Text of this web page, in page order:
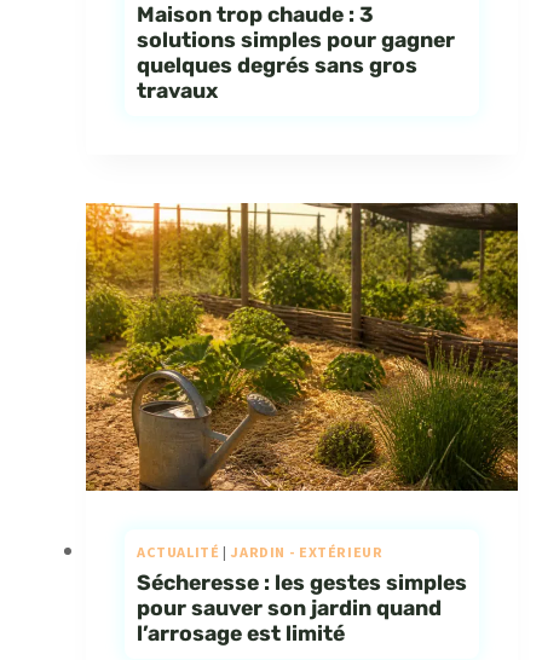
Maison trop chaude : 3
solutions simples pour gagner
quelques degrés sans gros
travaux
ACTUALITÉ | JARDIN - EXTÉRIEUR
Sécheresse : les gestes simples
pour sauver son jardin quand
l’arrosage est limité